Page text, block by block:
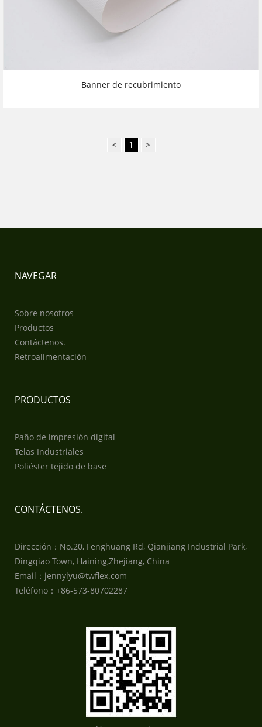
Banner de recubrimiento
< 1 >
NAVEGAR
Sobre nosotros
Productos
Contáctenos.
Retroalimentación
PRODUCTOS
Paño de impresión digital
Telas Industriales
Poliéster tejido de base
CONTÁCTENOS.
Dirección：No.20, Fenghuang Rd, Qianjiang Industrial Park,
Dingqiao Town, Haining,Zhejiang, China
Email：jennylyu@twflex.com
Teléfono：+86-573-80702287